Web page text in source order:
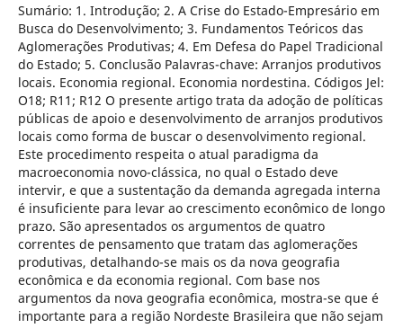
Sumário: 1. Introdução; 2. A Crise do Estado-Empresário em
Busca do Desenvolvimento; 3. Fundamentos Teóricos das
Aglomerações Produtivas; 4. Em Defesa do Papel Tradicional
do Estado; 5. Conclusão Palavras-chave: Arranjos produtivos
locais. Economia regional. Economia nordestina. Códigos Jel:
O18; R11; R12 O presente artigo trata da adoção de políticas
públicas de apoio e desenvolvimento de arranjos produtivos
locais como forma de buscar o desenvolvimento regional.
Este procedimento respeita o atual paradigma da
macroeconomia novo-clássica, no qual o Estado deve
intervir, e que a sustentação da demanda agregada interna
é insuficiente para levar ao crescimento econômico de longo
prazo. São apresentados os argumentos de quatro
correntes de pensamento que tratam das aglomerações
produtivas, detalhando-se mais os da nova geografia
econômica e da economia regional. Com base nos
argumentos da nova geografia econômica, mostra-se que é
importante para a região Nordeste Brasileira que não sejam